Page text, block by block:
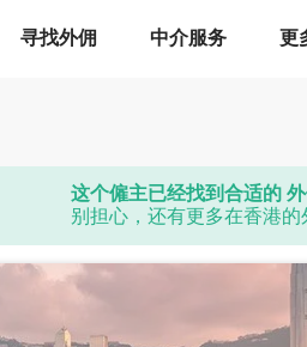
寻找外佣 中介服务 更
这个僱主已经找到合适的
别担心，还有更多在香港